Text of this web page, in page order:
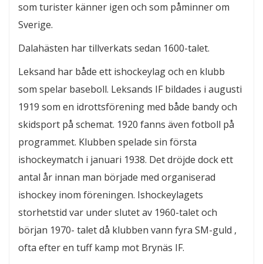
som turister känner igen och som påminner om
Sverige.
Dalahästen har tillverkats sedan 1600-talet.
Leksand har både ett ishockeylag och en klubb
som spelar baseboll. Leksands IF bildades i augusti
1919 som en idrottsförening med både bandy och
skidsport på schemat. 1920 fanns även fotboll på
programmet. Klubben spelade sin första
ishockeymatch i januari 1938. Det dröjde dock ett
antal år innan man började med organiserad
ishockey inom föreningen. Ishockeylagets
storhetstid var under slutet av 1960-talet och
början 1970- talet då klubben vann fyra SM-guld ,
ofta efter en tuff kamp mot Brynäs IF.